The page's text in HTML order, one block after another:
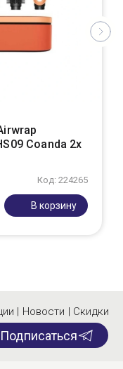
Coanda 2x
Код: 224265
В корзину
| Новости | Скидки
Подписаться